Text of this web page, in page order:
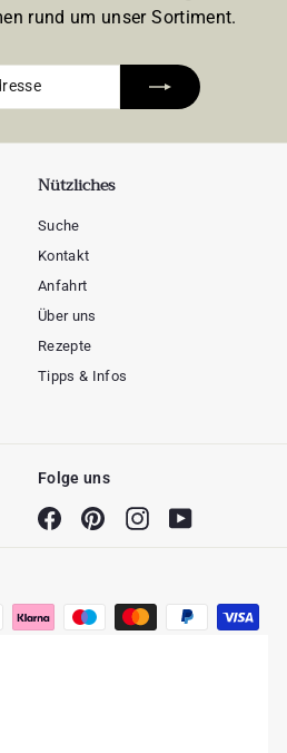
rund um unser Sortiment.
Nützliches
Suche
Kontakt
Anfahrt
Über uns
Rezepte
Tipps & Infos
Folge uns
FacebookPinterestInstagram